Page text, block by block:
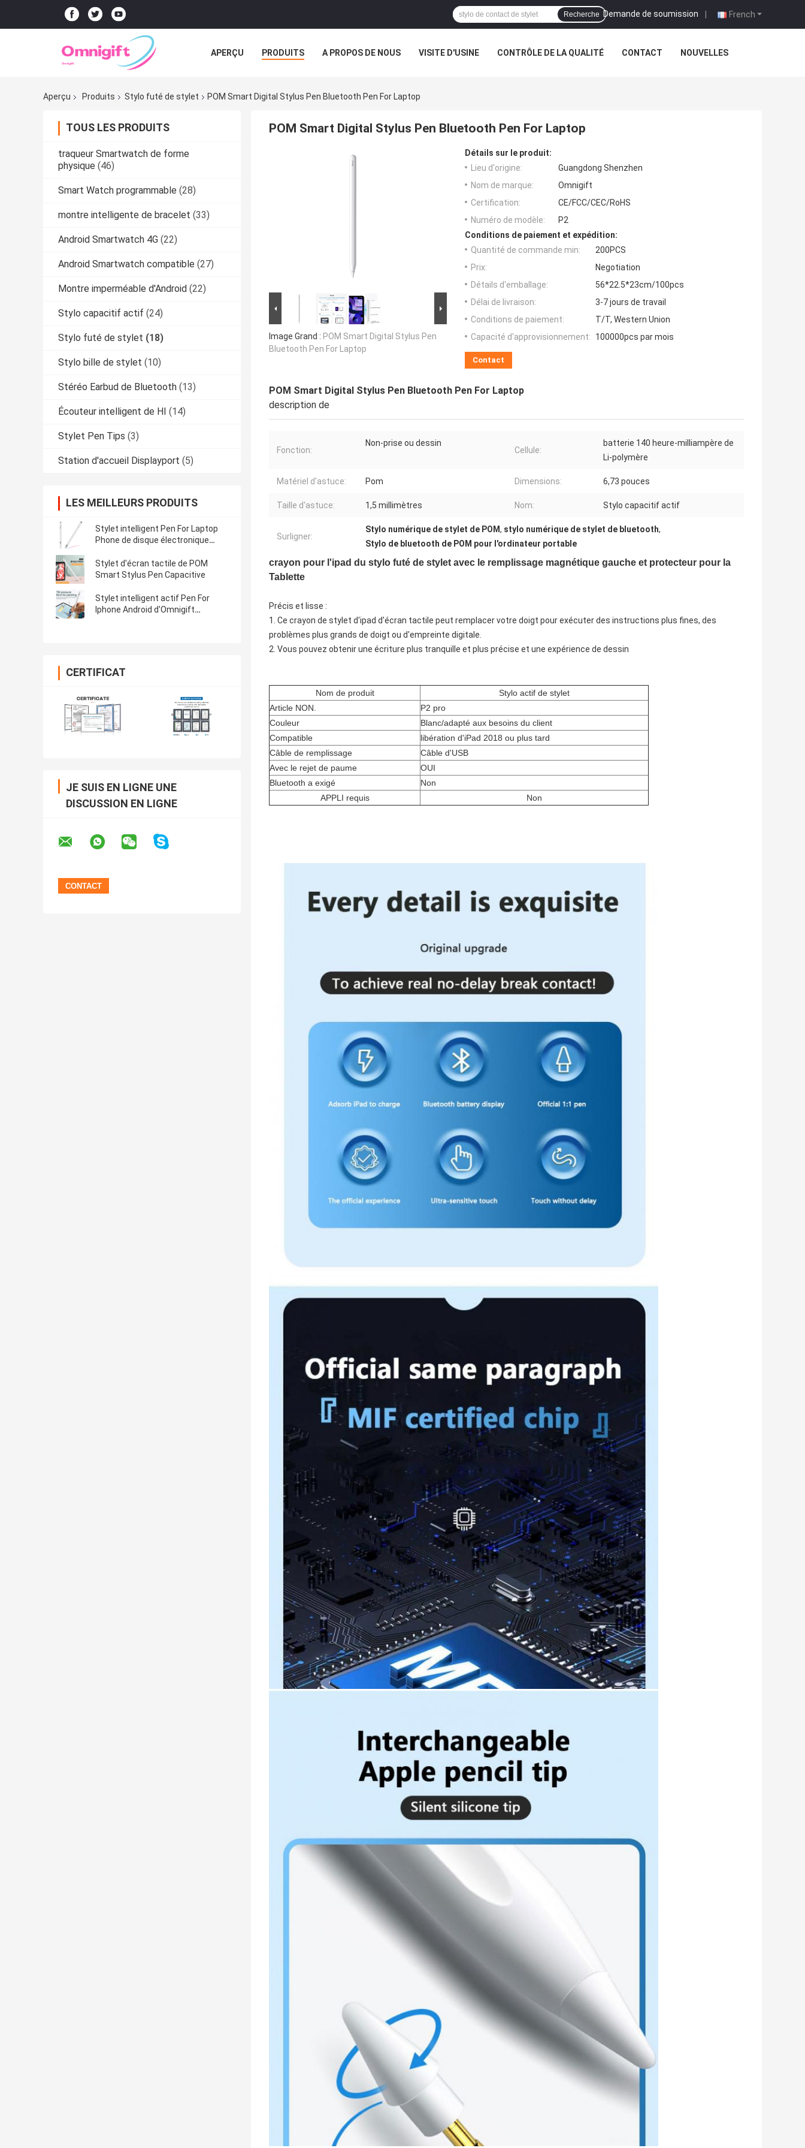
French
Demande de soumission |
Recherche
APERÇU PRODUITS A PROPOS DE NOUS VISITE D'USINE CONTRÔLE DE LA QUALITÉ CONTACT NOUVELLES
Aperçu Produits Stylo futé de stylet POM Smart Digital Stylus Pen Bluetooth Pen For Laptop
TOUS LES PRODUITS
traqueur Smartwatch de forme
physique (46)
Smart Watch programmable (28)
montre intelligente de bracelet (33)
Android Smartwatch 4G (22)
Android Smartwatch compatible (27)
Montre imperméable d'Android (22)
Stylo capacitif actif (24)
Stylo futé de stylet (18)
Stylo bille de stylet (10)
Stéréo Earbud de Bluetooth (13)
Écouteur intelligent de HI (14)
Stylet Pen Tips (3)
Station d'accueil Displayport (5)
LES MEILLEURS PRODUITS
Stylet intelligent Pen For Laptop
Phone de disque électronique
Stylet d'écran tactile de POM
Smart Stylus Pen Capacitive
Stylet intelligent actif Pen For
Iphone Android d'Omnigift
CERTIFICAT
JE SUIS EN LIGNE UNE
DISCUSSION EN LIGNE
POM Smart Digital Stylus Pen Bluetooth Pen For Laptop
Image Grand : POM Smart Digital Stylus Pen
Bluetooth Pen For Laptop
Détails sur le produit:
Lieu d'origine:
Guangdong Shenzhen
Nom de marque:
Omnigift
Certification:
CE/FCC/CEC/RoHS
Numéro de modèle:
P2
Conditions de paiement et expédition:
Quantité de commande min:
200PCS
Prix:
Negotiation
Détails d'emballage:
56*22.5*23cm/100pcs
Délai de livraison:
3-7 jours de travail
Conditions de paiement:
T/T, Western Union
Capacité d'approvisionnement:
100000pcs par mois
Contact
POM Smart Digital Stylus Pen Bluetooth Pen For Laptop
description de
Fonction:
Non-prise ou dessin
Cellule:
batterie 140 heure-milliampère de
Li-polymère
Matériel d'astuce: Pom Dimensions: 6,73 pouces
Taille d'astuce: 1,5 millimètres Nom: Stylo capacitif actif
Surligner:
Stylo numérique de stylet de POM, stylo numérique de stylet de bluetooth,
Stylo de bluetooth de POM pour l'ordinateur portable
crayon pour l'ipad du stylo futé de stylet avec le remplissage magnétique gauche et protecteur pour la
Tablette
Précis et lisse :
1. Ce crayon de stylet d'ipad d'écran tactile peut remplacer votre doigt pour exécuter des instructions plus fines, des
problèmes plus grands de doigt ou d'empreinte digitale.
2. Vous pouvez obtenir une écriture plus tranquille et plus précise et une expérience de dessin
Nom de produit
Stylo actif de stylet
Article NON.
P2 pro
Couleur
Blanc/adapté aux besoins du client
Compatible
libération d'iPad 2018 ou plus tard
Câble de remplissage
Câble d'USB
Avec le rejet de paume
OUI
Bluetooth a exigé
Non
APPLI requis
Non